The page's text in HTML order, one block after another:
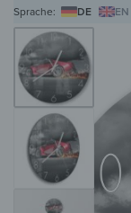
Sprache: DE EN
WANDBILDER